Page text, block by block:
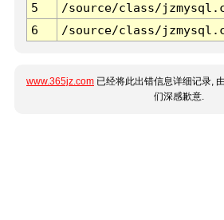
5
/source/class/
6
/source/class/
www.365jz.com 已经将此出错信息详细记录,
们深感歉意.